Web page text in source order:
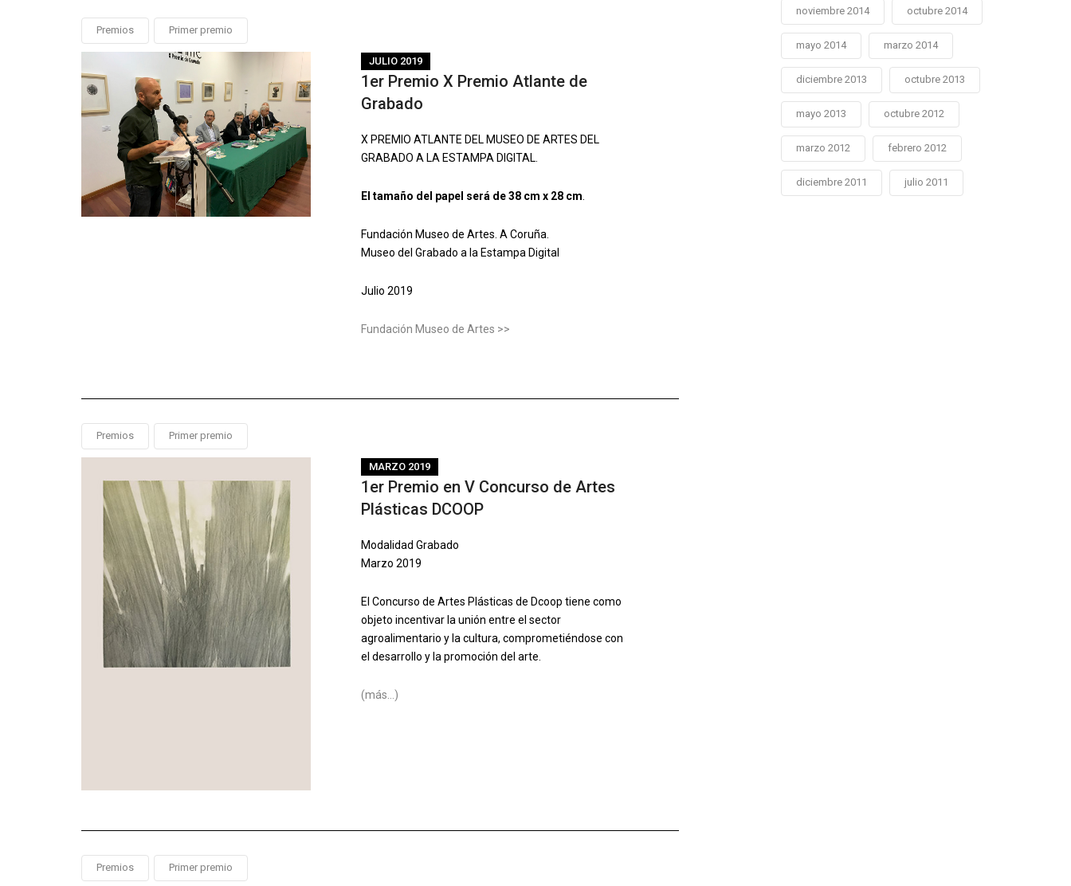
Premios Primer premio
JULIO 2019
1er Premio X Premio Atlante de
Grabado
X PREMIO ATLANTE DEL MUSEO DE ARTES DEL
GRABADO A LA ESTAMPA DIGITAL.
El tamaño del papel será de 38 cm x 28 cm
Fundación Museo de Artes. A Coruña.
Museo del Grabado a la Estampa Digital
Julio 2019
Fundación Museo de Artes >>
Premios Primer premio
MARZO 2019
1er Premio en V Concurso de Artes
Plásticas DCOOP
Modalidad Grabado
Marzo 2019
El Concurso de Artes Plásticas de Dcoop tiene como
objeto incentivar la unión entre el sector
agroalimentario y la cultura, comprometiéndose con
el desarrollo y la promoción del arte.
(más…)
Premios Primer premio
noviembre 2014 octubre 2014
mayo 2014 marzo 2014
diciembre 2013 octubre 2013
mayo 2013 octubre 2012
marzo 2012 febrero 2012
diciembre 2011 julio 2011